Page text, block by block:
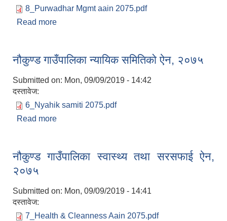
8_Purwadhar Mgmt aain 2075.pdf
Read more
नौकुण्ड गाउँपालिका न्यायिक समितिको ऐन, २०७५
Submitted on: Mon, 09/09/2019 - 14:42
दस्तावेज:
6_Nyahik samiti 2075.pdf
Read more
नौकुण्ड गाउँपालिका स्वास्थ्य तथा सरसफाई ऐन,
२०७५
Submitted on: Mon, 09/09/2019 - 14:41
दस्तावेज:
7_Health & Cleanness Aain 2075.pdf